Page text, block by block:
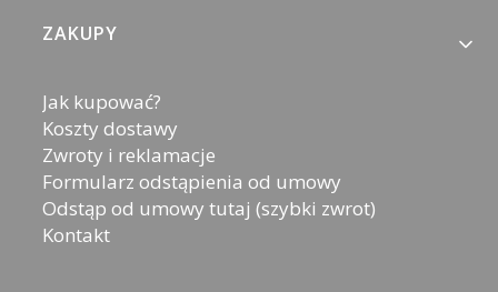
ZAKUPY
Jak kupować?
Koszty dostawy
Zwroty i reklamacje
Formularz odstąpienia od umowy
Odstąp od umowy tutaj (szybki zwrot)
Kontakt